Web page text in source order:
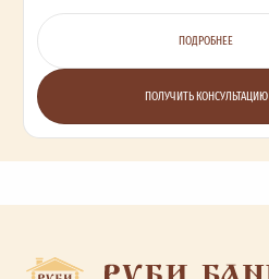
ПОДРОБНЕЕ
ПОЛУЧИТЬ КОНСУЛЬТАЦИЮ